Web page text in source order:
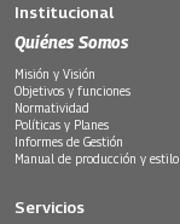
Institucional
Quiénes Somos
Misión y Visión
Objetivos y funciones
Normatividad
Políticas y Planes
Informes de Gestión
Manual de producción y estilo
Servicios